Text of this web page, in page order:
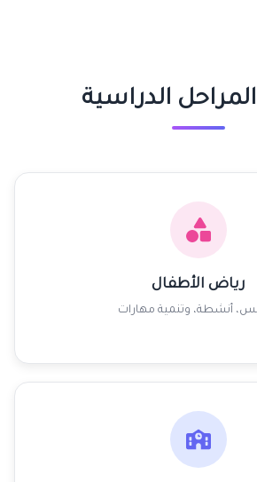
الدراسية
رياض الأطفال
أنشطة، وتنمية مهارات